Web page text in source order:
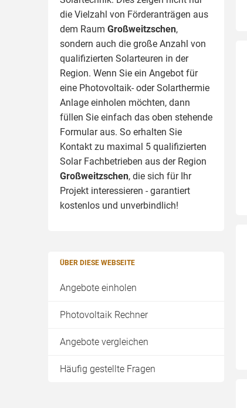
die Vielzahl von Förderanträgen aus
dem Raum Großweitzschen,
sondern auch die große Anzahl von
qualifizierten Solarteuren in der
Region. Wenn Sie ein Angebot für
eine Photovoltaik- oder Solarthermie
Anlage einholen möchten, dann
füllen Sie einfach das oben stehende
Formular aus. So erhalten Sie
Kontakt zu maximal 5 qualifizierten
Solar Fachbetrieben aus der Region
Großweitzschen, die sich für Ihr
Projekt interessieren - garantiert
kostenlos und unverbindlich!
ÜBER DIESE WEBSEITE
Angebote einholen
Photovoltaik Rechner
Angebote vergleichen
Häufig gestellte Fragen